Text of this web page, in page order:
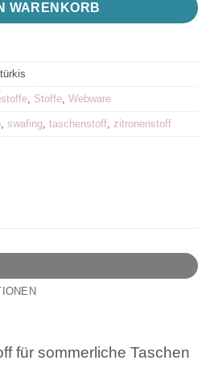
WARENKORB
, Stoffe, Webware
, swafing, taschenstoff, zitronenstoff
für sommerliche Taschen